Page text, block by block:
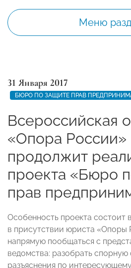
Меню
31 Января 2017
БЮРО ПО ЗАЩИТЕ ПРАВ
Всероссийская
«Опора России»
продолжит
проекта «Бюро
прав
Особенность проекта состоит
в присутствии юриста «Опоры
напрямую пообщаться с
ведомства: разобрать
разъяснения по